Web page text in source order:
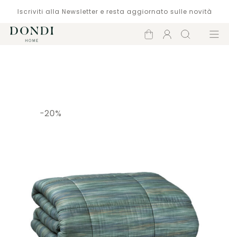
Iscriviti alla Newsletter e resta aggiornato sulle novità
Carrello
Account
Cerca Menù
-20%